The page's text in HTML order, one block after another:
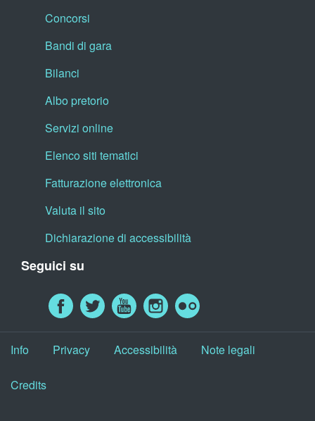
Concorsi
Bandi di gara
Bilanci
Albo pretorio
Servizi online
Elenco siti tematici
Fatturazione elettronica
Valuta il sito
Dichiarazione di accessibilità
Seguici su
Info Privacy Accessibilità Note legali
Credits